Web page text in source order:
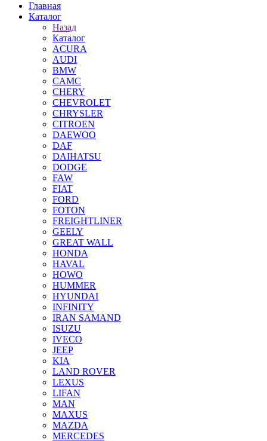
Главная
Каталог
Назад
Каталог
ACURA
AUDI
BMW
CAMC
CHERY
CHEVROLET
CHRYSLER
CITROEN
DAEWOO
DAF
DAIHATSU
DODGE
FAW
FIAT
FORD
FOTON
FREIGHTLINER
GEELY
GREAT WALL
HONDA
HAVAL
HOWO
HUMMER
HYUNDAI
INFINITY
IRAN SAMAND
ISUZU
IVECO
JEEP
KIA
LAND ROVER
LEXUS
LIFAN
MAN
MAXUS
MAZDA
MERCEDES